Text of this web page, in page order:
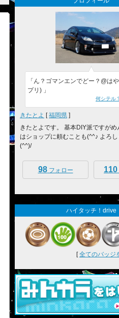
「ん？ゴマンエンでどー？@は
プリ) 」
何シテル
きたとよ [福岡県 ]
きたとよです。 基本DIY派ですが
はショップに頼むことも(^^♪ よろ
(^^)/
98フォロー 110
ハイタッチ！drive
[全てのバッジ